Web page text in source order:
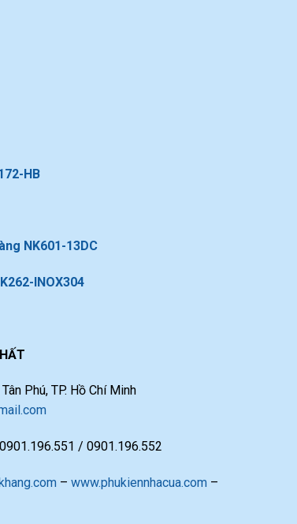
HB
NK601-13DC
INOX304
Phú, TP. Hồ Chí Minh
/ 0901.196.552
– www.phukiennhacua.com –